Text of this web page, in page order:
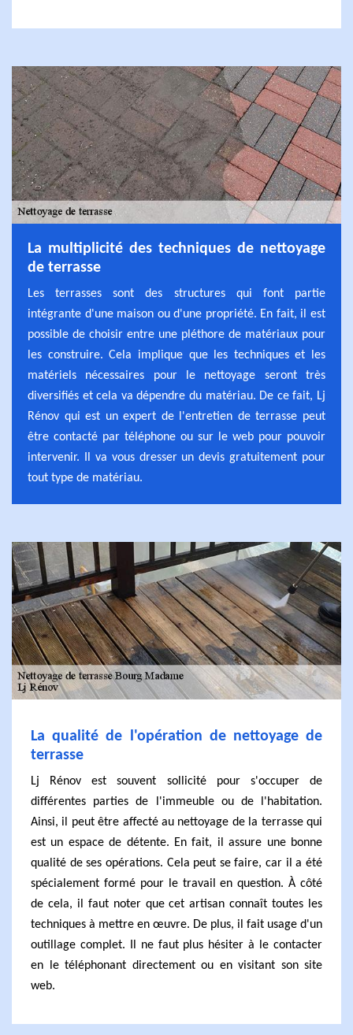
La multiplicité des techniques de nettoyage
de terrasse
Les terrasses sont des structures qui font partie
intégrante d'une maison ou d'une propriété. En fait, il est
possible de choisir entre une pléthore de matériaux pour
les construire. Cela implique que les techniques et les
matériels nécessaires pour le nettoyage seront très
diversifiés et cela va dépendre du matériau. De ce fait, Lj
Rénov qui est un expert de l'entretien de terrasse peut
être contacté par téléphone ou sur le web pour pouvoir
intervenir. Il va vous dresser un devis gratuitement pour
tout type de matériau.
La qualité de l'opération de nettoyage de
terrasse
Lj Rénov est souvent sollicité pour s'occuper de
différentes parties de l'immeuble ou de l'habitation.
Ainsi, il peut être affecté au nettoyage de la terrasse qui
est un espace de détente. En fait, il assure une bonne
qualité de ses opérations. Cela peut se faire, car il a été
spécialement formé pour le travail en question. À côté
de cela, il faut noter que cet artisan connaît toutes les
techniques à mettre en œuvre. De plus, il fait usage d'un
outillage complet. Il ne faut plus hésiter à le contacter
en le téléphonant directement ou en visitant son site
web.